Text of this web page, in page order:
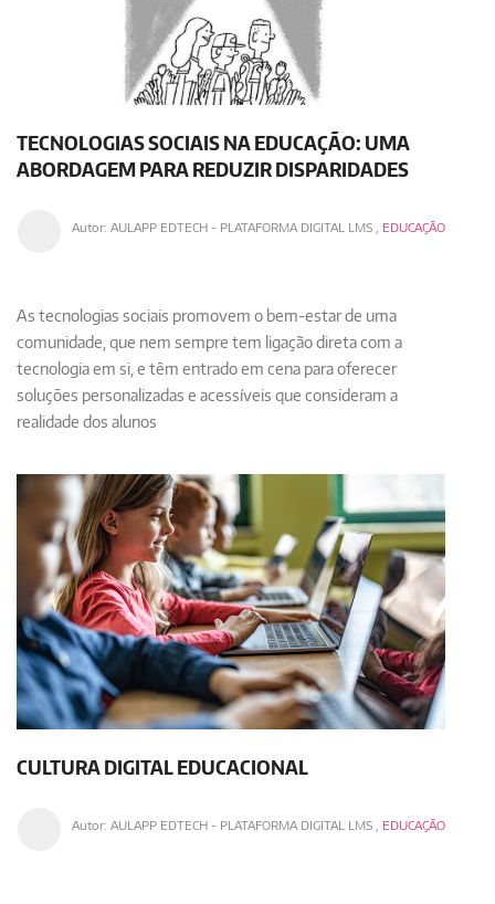
TECNOLOGIAS SOCIAIS NA EDUCAÇÃO: UMA
ABORDAGEM PARA REDUZIR DISPARIDADES
Autor: AULAPP EDTECH - PLATAFORMA DIGITAL LMS, EDUCAÇÃO
As tecnologias sociais promovem o bem-estar de uma
comunidade, que nem sempre tem ligação direta com a
tecnologia em si, e têm entrado em cena para oferecer
soluções personalizadas e acessíveis que consideram a
realidade dos alunos
CULTURA DIGITAL EDUCACIONAL
Autor: AULAPP EDTECH - PLATAFORMA DIGITAL LMS, EDUCAÇÃO